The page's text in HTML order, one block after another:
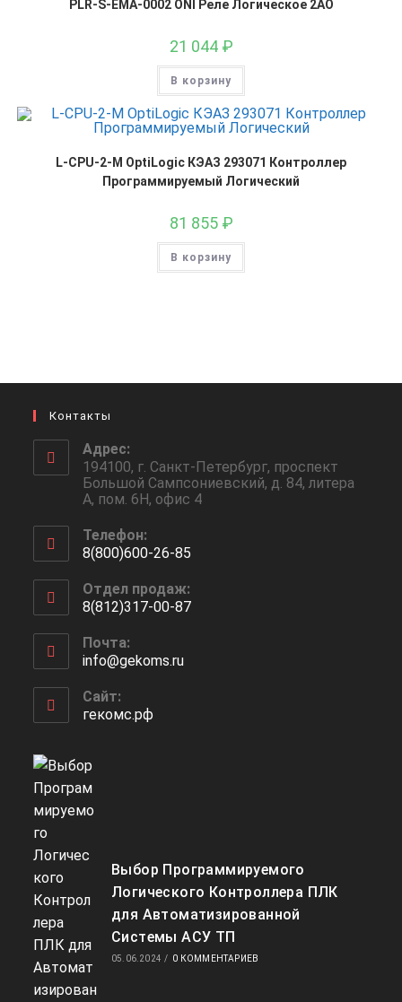
PLR-S-EMA-0002 ONI Реле Логическое 2AO
21 044 ₽
В корзину
L-CPU-2-M OptiLogic КЭАЗ 293071 Контроллер
Программируемый Логический
81 855 ₽
В корзину
Контакты
Адрес:
194100, г. Санкт-Петербург, проспект
Большой Сампсониевский, д. 84, литера
А, пом. 6Н, офис 4
Телефон:
8(800)600-26-85
в
вашем
приложении
Отдел продаж:
8(812)317-00-87
в
вашем
приложении
Почта:
info@gekoms.ruОткроется
Сайт:
гекомс.рф
Выбор Программируемого
Логического Контроллера ПЛК
для Автоматизированной
Системы АСУ ТП
05.06.2024 / 0 КОММЕНТАРИЕВ